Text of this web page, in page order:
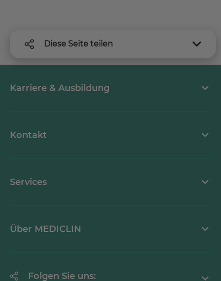
Diese Seite teilen
Karriere & Ausbildung
Kontakt
Services
Über MEDICLIN
Folgen Sie uns: